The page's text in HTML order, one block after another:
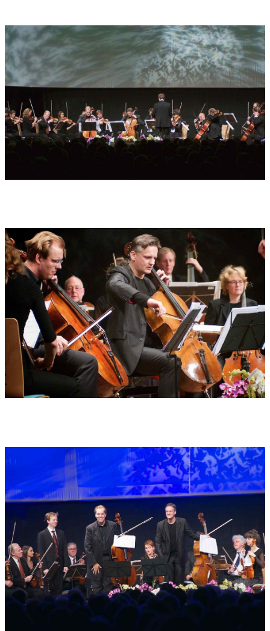
und das sind die interessantesten Momente der Duopartner –
verschwimmen in der Schizophrenie die Kontraste und führen
auch musikalisch zu einem Identitätsverlust.
Widmung: Den Uraufführungs-Solisten Jens Peter Maintz und
Wolfgang Emmanuel Schmidt herzlich gewidmet.
Uraufführung:
27.10.2013 , Rutesheim b. Stuttgart
Uraufführung Interpreten:
Uraufführung: 27. Oktober 2013 im Eröffnungskonzert 2013 der
Cello-Akademie-Rutesheim, mit Jens Peter Maintz, Wolgang
Emmanuel Schmidt und dem Stuttgarter Kammerorchester,
Cello Duello / Wolfgang Emanuel Schmidt und Jens Peter Maintz
und dem Deutschen Symphonieorchester DSO Berlin, Ltg.:
Wolfgang Lischke
_______________________
Die folgenden Hörbeispiele sind dieser CD-Aufnahme
SOULPAINTINGS entnommen